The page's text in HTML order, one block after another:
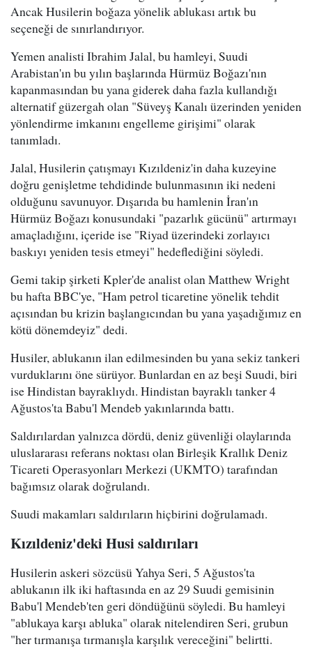
Ancak Husilerin boğaza yönelik ablukası artık bu
seçeneği de sınırlandırıyor.
Yemen analisti Ibrahim Jalal, bu hamleyi, Suudi
Arabistan'ın bu yılın başlarında Hürmüz Boğazı'nın
kapanmasından bu yana giderek daha fazla kullandığı
alternatif güzergah olan "Süveyş Kanalı üzerinden yeniden
yönlendirme imkanını engelleme girişimi" olarak
tanımladı.
Jalal, Husilerin çatışmayı Kızıldeniz'in daha kuzeyine
doğru genişletme tehdidinde bulunmasının iki nedeni
olduğunu savunuyor. Dışarıda bu hamlenin İran'ın
Hürmüz Boğazı konusundaki "pazarlık gücünü" artırmayı
amaçladığını, içeride ise "Riyad üzerindeki zorlayıcı
baskıyı yeniden tesis etmeyi" hedeflediğini söyledi.
Gemi takip şirketi Kpler'de analist olan Matthew Wright
bu hafta BBC'ye, "Ham petrol ticaretine yönelik tehdit
açısından bu krizin başlangıcından bu yana yaşadığımız en
kötü dönemdeyiz" dedi.
Husiler, ablukanın ilan edilmesinden bu yana sekiz tankeri
vurduklarını öne sürüyor. Bunlardan en az beşi Suudi, biri
ise Hindistan bayraklıydı. Hindistan bayraklı tanker 4
Ağustos'ta Babu'l Mendeb yakınlarında battı.
Saldırılardan yalnızca dördü, deniz güvenliği olaylarında
uluslararası referans noktası olan Birleşik Krallık Deniz
Ticareti Operasyonları Merkezi (UKMTO) tarafından
bağımsız olarak doğrulandı.
Suudi makamları saldırıların hiçbirini doğrulamadı.
Kızıldeniz'deki Husi saldırıları
Husilerin askeri sözcüsü Yahya Seri, 5 Ağustos'ta
ablukanın ilk iki haftasında en az 29 Suudi gemisinin
Babu'l Mendeb'ten geri döndüğünü söyledi. Bu hamleyi
"ablukaya karşı abluka" olarak nitelendiren Seri, grubun
"her tırmanışa tırmanışla karşılık vereceğini" belirtti.